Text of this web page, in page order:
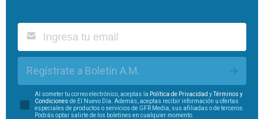
Regístrate a Boletín A.M.
Al someter tu correo electrónico, aceptas la Política de Privacidad yTérminos y
Condiciones de El Nuevo Día. Además, aceptas recibir información u ofertas
especiales de productos o servicios de GFR Media, sus afiliadas o de terceros.
Podrás optar salirte de los boletines en cualquier momento.